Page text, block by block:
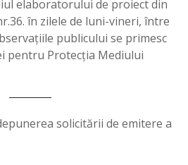
elaboratorului de proiect din
în zilele de luni-vineri, între
publicului se primesc
pentru Protecţia Mediului
solicitării de emitere a